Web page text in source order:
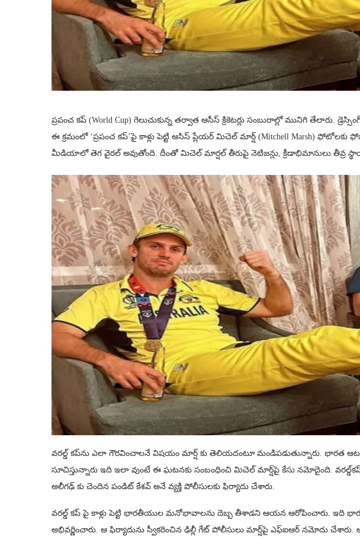
ప్రపంచ కప్‌ (World Cup) గెలుచుకున్న తర్వాత ఆసీస్ క్రికెటర్లు సంబురాల్లో మునిగి తేలారు.
ఈ క్రమంలో ‘ప్రపంచ కప్’పై కాళ్లు పెట్టి ఆసిస్ ప్లేయర్ మిచెల్ మార్ష్ (Mitchell Marsh)
మీడియాలో తెగ వైరల్ అవుతోంది. దీంతో మిచెల్ మార్షల్ తీరుపై నెటిజన్లు, క్రీడాభిమానులు తీవ్ర
వరల్డ్ కప్​ను ఎలా గౌరవించాలనే విషయం మార్ష్ కు తెలియదంటూ మండిపడుతున్నారు. భారత
సూచిస్తున్నారు ఇది ఇలా వుంటే ఈ ఘటనకు సంబంధించి మిచెల్ మార్ష్​పై కేసు నమోదైంది. వరల్డ్‌కప్‌
అలీగఢ్ కు చెందిన పండిట్ కేశవ్ అనే వ్యక్తి పోలీసులకు ఫిర్యాదు చేశారు.
వరల్డ్ కప్ పై కాళ్లు పెట్టి భారతీయుల మనోభావాలను దెబ్బ తీశాడని ఆయన ఆరోపించారు. ఇది
అభివర్ణించారు. ఆ ఫిర్యాదును స్వీకరించిన ఢిల్లీ గేట్ పోలీసులు మార్ష్‌పై ఎఫ్‌ఐఆర్‌ నమోదు